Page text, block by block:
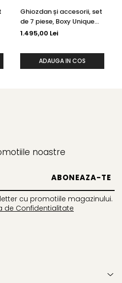
Ghiozdan și accesorii, set
de 7 piese, Boxy Unique
Culoare: Letters Green
1.495,00 Lei
ADAUGA IN COS
noastre
cu promotiile magazinului.
de Confidentialitate